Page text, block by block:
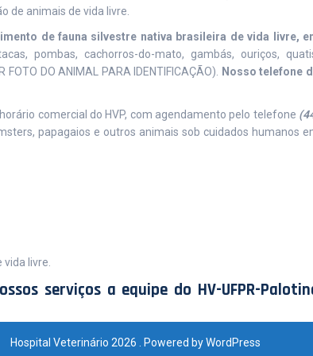
de animais de vida livre.
de fauna silvestre nativa brasileira de vida livre,
pombas, cachorros-do-mato, gambás, ouriços,
DO ANIMAL PARA IDENTIFICAÇÃO).
Nosso telefone
comercial do HVP, com agendamento pelo telefone
papagaios e outros animais sob cuidados humanos
livre.
serviços a equipe do HV-UFPR-
Hospital Veterinário 2026 . Powered by WordPress